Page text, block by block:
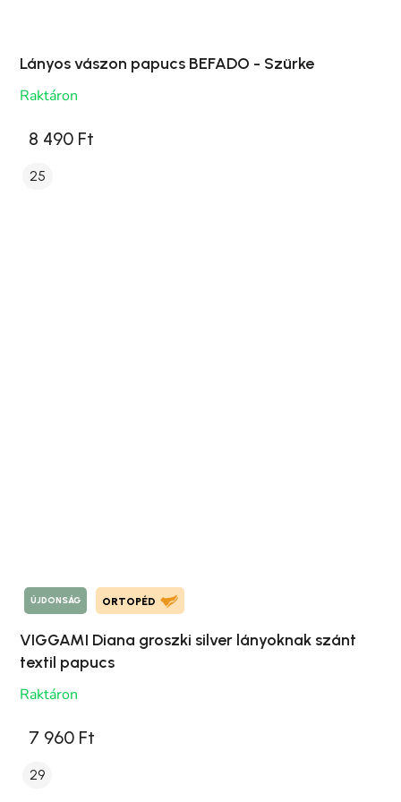
Lányos vászon papucs BEFADO - Szürke
Raktáron
8 490 Ft
25
ÚJDONSÁG ORTOPÉD
VIGGAMI Diana groszki silver lányoknak szánt
textil papucs
Raktáron
7 960 Ft
29